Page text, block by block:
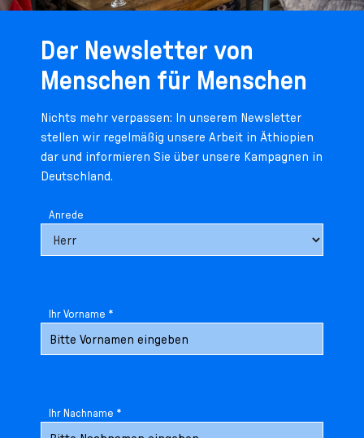
Der Newsletter von
Menschen für Menschen
Nichts mehr verpassen: In unserem Newsletter
stellen wir regelmäßig unsere Arbeit in Äthiopien
dar und informieren Sie über unsere Kampagnen in
Deutschland.
Anrede
Ihr Vorname *
Ihr Nachname *